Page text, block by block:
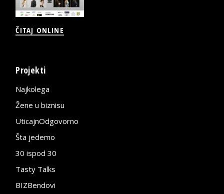
ČITAJ ONLINE
Projekti
Najkolega
Žene u biznisu
UticajnOdgovorno
Šta jedemo
30 ispod 30
Tasty Talks
BIZBendovi